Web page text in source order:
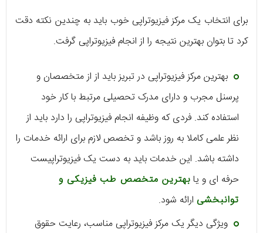
برای انتخاب یک مرکز فیزیوتراپی خوب باید به چندین نکته دقت
کرد تا بتوان بهترین نتیجه را از انجام فیزیوتراپی گرفت.
بهترین مرکز فیزیوتراپی در تبریز باید از از متخصصان و
پرسنل مجرب و دارای مدرک تحصیلی مرتبط با کار خود
استفاده کند. فردی که وظیفه انجام فیزیوتراپی را دارد باید از
نظر علمی کاملا به روز باشد و تخصص لازم برای ارائه خدمات را
داشته باشد. این خدمات باید به دست یک فیزیوتراپیست
حرفه ای و یابهترین متخصص طب فیزیکی و
توانبخشیارائه شود.
ویژگی دیگر یک مرکز فیزیوتراپی مناسب، رعایت حقوق